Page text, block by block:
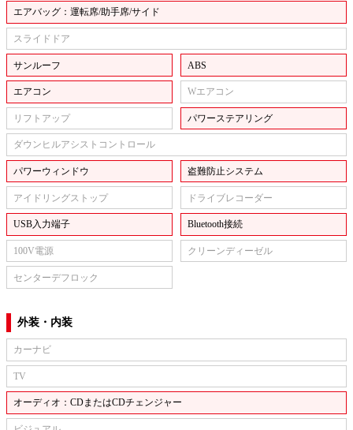
エアバッグ：運転席/助手席/サイド
スライドドア
サンルーフ ABS
エアコン Wエアコン
リフトアップ パワーステアリング
ダウンヒルアシストコントロール
パワーウィンドウ 盗難防止システム
アイドリングストップ ドライブレコーダー
USB入力端子 Bluetooth接続
100V電源 クリーンディーゼル
センターデフロック
外装・内装
カーナビ
TV
オーディオ：CDまたはCDチェンジャー